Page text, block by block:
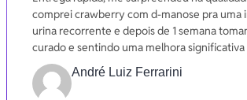
comprei crawberry com d-manose pra uma
urina recorrente e depois de 1 semana
curado e sentindo uma melhora
Gratidão
André Luiz Ferrarini